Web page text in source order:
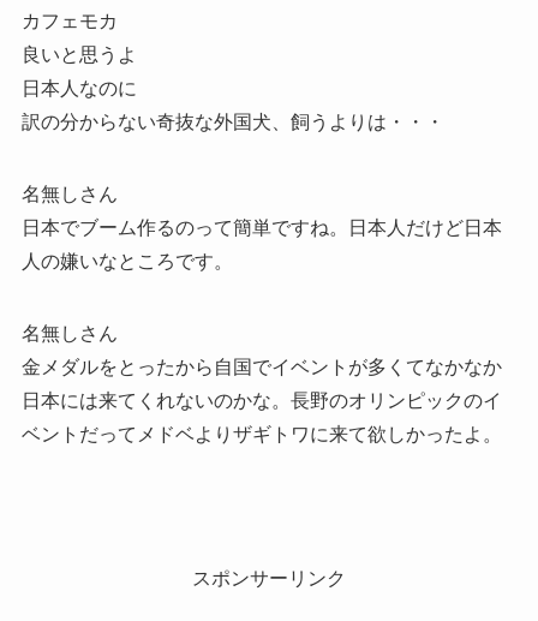
カフェモカ
良いと思うよ
日本人なのに
訳の分からない奇抜な外国犬、飼うよりは・・・
名無しさん
日本でブーム作るのって簡単ですね。日本人だけど日本
人の嫌いなところです。
名無しさん
金メダルをとったから自国でイベントが多くてなかなか
日本には来てくれないのかな。長野のオリンピックのイ
ベントだってメドベよりザギトワに来て欲しかったよ。
スポンサーリンク